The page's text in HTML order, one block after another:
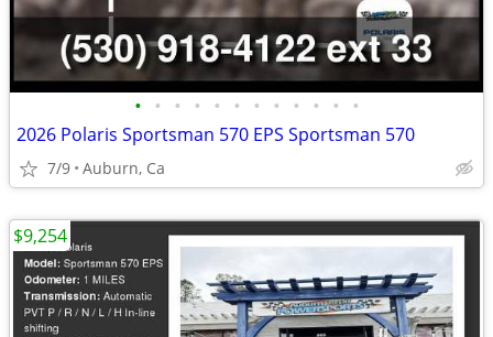
• • • • • • • • • • • •
2026 Polaris Sportsman 570 EPS Sportsman 570
7/9 Auburn, Ca
$9,254